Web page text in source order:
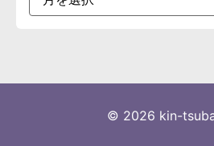
© 2026 kin-